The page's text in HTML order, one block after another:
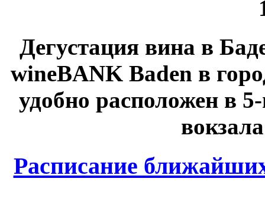
Дегустация вина в
wineBANK Baden в
удобно расположен в
Расписание